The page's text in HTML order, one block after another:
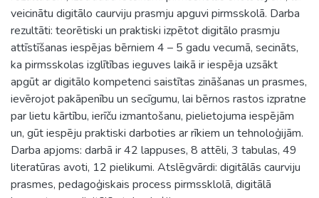
veicinātu digitālo caurviju prasmju apguvi pirmsskolā. Darba
rezultāti: teorētiski un praktiski izpētot digitālo prasmju
attīstīšanas iespējas bērniem 4 – 5 gadu vecumā, secināts,
ka pirmsskolas izglītības ieguves laikā ir iespēja uzsākt
apgūt ar digitālo kompetenci saistītas zināšanas un prasmes,
ievērojot pakāpenību un secīgumu, lai bērnos rastos izpratne
par lietu kārtību, ierīču izmantošanu, pielietojuma iespējām
un, gūt iespēju praktiski darboties ar rīkiem un tehnoloģijām.
Darba apjoms: darbā ir 42 lappuses, 8 attēli, 3 tabulas, 49
literatūras avoti, 12 pielikumi. Atslēgvārdi: digitālās caurviju
prasmes, pedagoģiskais process pirmssklolā, digitālā